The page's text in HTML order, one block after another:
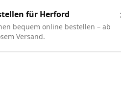
für Herford
bequem online bestellen – ab
Versand.